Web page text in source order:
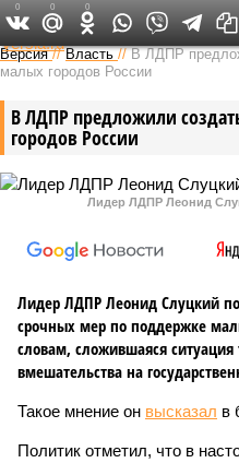
Версия //Власть //В ЛДПР
малых городов России
В ЛДПР предложили
городов России
Лидер ЛДПР Леонид
Лидер ЛДПР Леонид Слуцкий
срочных мер по поддержке
словам, сложившаяся ситуация
вмешательства на
Такое мнение он высказал в
Политик отметил, что в
0 0 0